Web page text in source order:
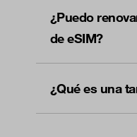
¿Puedo
de eSIM?
¿Qué es una